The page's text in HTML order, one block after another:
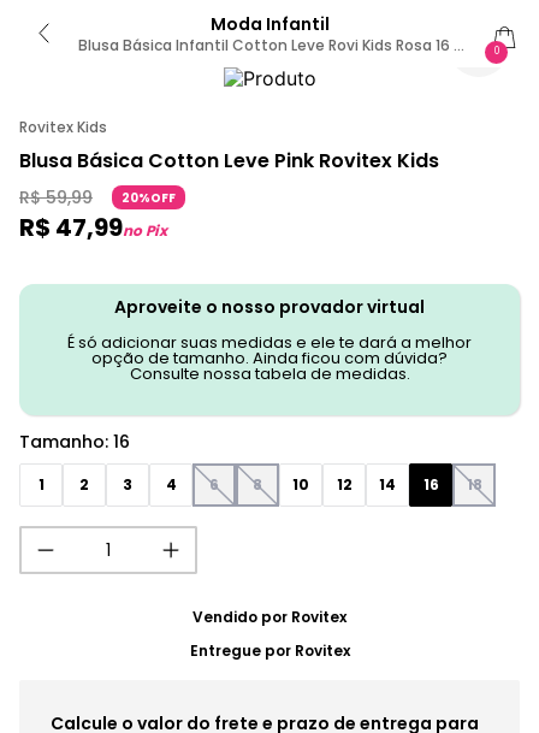
Moda Infantil
Blusa Básica Infantil Cotton Leve Rovi Kids Rosa 16 /
0
Rovitex Kids
Blusa Básica Cotton Leve Pink Rovitex Kids
R$ 59,99 20%OFF
R$ 47,99no Pix
Aproveite o nosso provador virtual
É só adicionar suas medidas e ele te dará a melhor
opção de tamanho. Ainda ficou com dúvida?
Consulte nossa tabela de medidas.
Tamanho: 16
1 2 3 4 6 8 10 12 14 16 18
Vendido por Rovitex
Entregue por Rovitex